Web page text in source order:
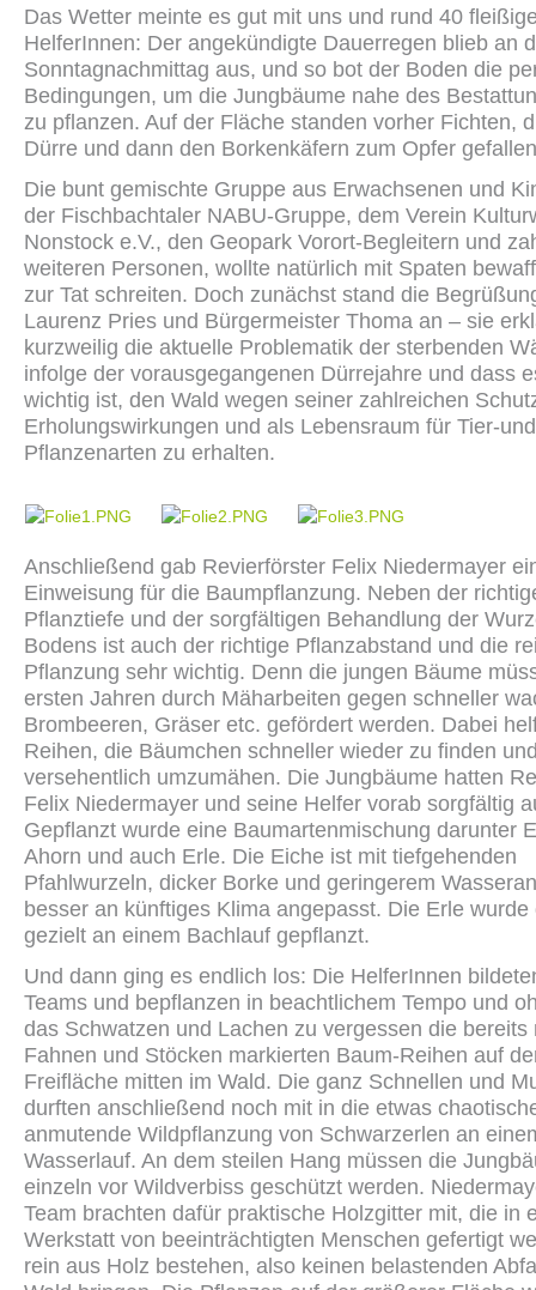
Das Wetter meinte es gut mit uns und rund 40
HelferInnen: Der angekündigte Dauerregen blieb an
Sonntagnachmittag aus, und so bot der Boden die
Bedingungen, um die Jungbäume nahe des
zu pflanzen. Auf der Fläche standen vorher Fichten,
Dürre und dann den Borkenkäfern zum Opfer
Die bunt gemischte Gruppe aus Erwachsenen und
der Fischbachtaler NABU-Gruppe, dem Verein
Nonstock e.V., den Geopark Vorort-Begleitern und
weiteren Personen, wollte natürlich mit Spaten
zur Tat schreiten. Doch zunächst stand die
Laurenz Pries und Bürgermeister Thoma an – sie
kurzweilig die aktuelle Problematik der sterbenden
infolge der vorausgegangenen Dürrejahre und dass
wichtig ist, den Wald wegen seiner zahlreichen
Erholungswirkungen und als Lebensraum für Tier-und
Pflanzenarten zu erhalten.
Anschließend gab Revierförster Felix Niedermayer
Einweisung für die Baumpflanzung. Neben der
Pflanztiefe und der sorgfältigen Behandlung der
Bodens ist auch der richtige Pflanzabstand und die
Pflanzung sehr wichtig. Denn die jungen Bäume
ersten Jahren durch Mäharbeiten gegen schneller
Brombeeren, Gräser etc. gefördert werden. Dabei
Reihen, die Bäumchen schneller wieder zu finden
versehentlich umzumähen. Die Jungbäume hatten
Felix Niedermayer und seine Helfer vorab sorgfältig
Gepflanzt wurde eine Baumartenmischung darunter
Ahorn und auch Erle. Die Eiche ist mit tiefgehenden
Pfahlwurzeln, dicker Borke und geringerem
besser an künftiges Klima angepasst. Die Erle wurde
gezielt an einem Bachlauf gepflanzt.
Und dann ging es endlich los: Die HelferInnen
Teams und bepflanzen in beachtlichem Tempo und
das Schwatzen und Lachen zu vergessen die bereits
Fahnen und Stöcken markierten Baum-Reihen auf
Freifläche mitten im Wald. Die ganz Schnellen und
durften anschließend noch mit in die etwas
anmutende Wildpflanzung von Schwarzerlen an
Wasserlauf. An dem steilen Hang müssen die
einzeln vor Wildverbiss geschützt werden.
Team brachten dafür praktische Holzgitter mit, die in
Werkstatt von beeinträchtigten Menschen gefertigt
rein aus Holz bestehen, also keinen belastenden